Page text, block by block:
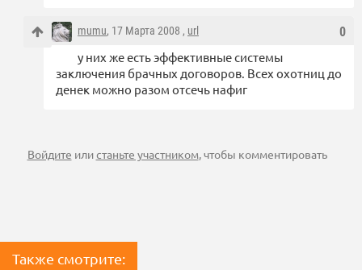
0
mumu, 17 Марта 2008 , url
у них же есть эффективные системы
заключения брачных договоров. Всех охотниц до
денек можно разом отсечь нафиг
Войдите илистаньте участником, чтобы комментировать
Также смотрите: